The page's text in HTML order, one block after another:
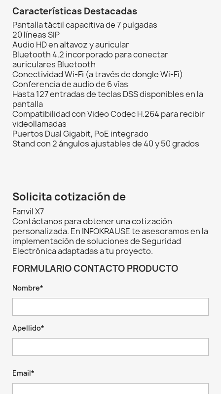
Características Destacadas
Pantalla táctil capacitiva de 7 pulgadas
20 líneas SIP
Audio HD en altavoz y auricular
Bluetooth 4.2 incorporado para conectar
auriculares Bluetooth
Conectividad Wi-Fi (a través de dongle Wi-Fi)
Conferencia de audio de 6 vías
Hasta 127 entradas de teclas DSS disponibles en la
pantalla
Compatibilidad con Video Codec H.264 para recibir
videollamadas
Puertos Dual Gigabit, PoE integrado
Stand con 2 ángulos ajustables de 40 y 50 grados
Solicita cotización de
Fanvil X7
Contáctanos para obtener una cotización
personalizada. En INFOKRAUSE te asesoramos en la
implementación de soluciones de Seguridad
Electrónica adaptadas a tu proyecto.
FORMULARIO CONTACTO PRODUCTO
Nombre*
Apellido*
Email*